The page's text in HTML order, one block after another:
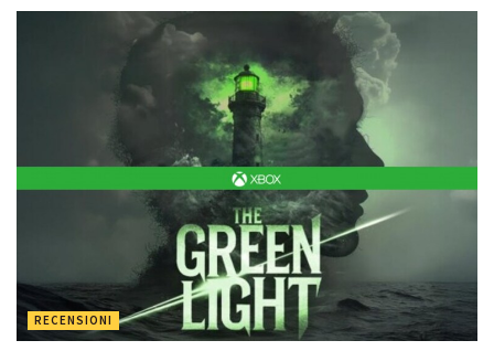
RECENSIONI